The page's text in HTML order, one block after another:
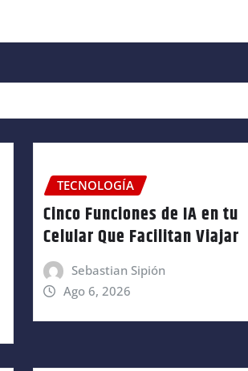
TECNOLOGÍA
Cinco Funciones de IA en tu
Celular Que Facilitan Viajar
Sebastian Sipión
Ago 6, 2026